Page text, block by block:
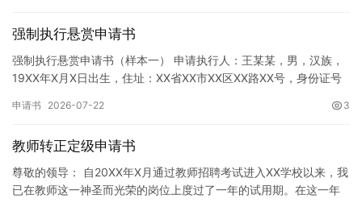
强制执行悬赏申请书
强制执行悬赏申请书（样本一） 申请执行人：王某某，男，汉族，
19XX年X月X日出生，住址：XX省XX市XX区XX路XX号，身份证号
申请书 2026-07-22 3
教师转正定级申请书
尊敬的领导： 自20XX年X月通过教师招聘考试进入XX学校以来，我
已在教师这一神圣而光荣的岗位上度过了一年的试用期。在这一年